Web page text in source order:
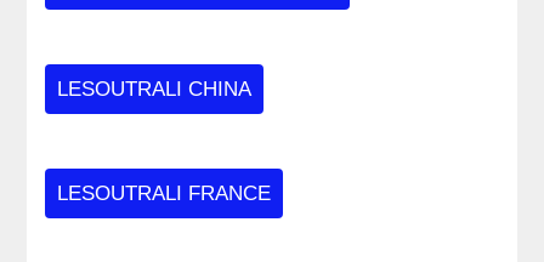
LESOUTRALI CHINA
LESOUTRALI FRANCE